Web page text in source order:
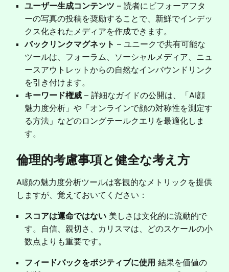
ユーザー生成コンテンツ – 読者にビフォーアフタ
ーの写真の投稿を奨励することで、新鮮でインデッ
クス化されたメディアを作成できます。
バックリンクマグネット – ユニークで共有可能な
ツールは、フォーラム、ソーシャルメディア、ニュ
ースアウトレットからの自然なインバウンドリンク
を引き付けます。
キーワード権威 – 詳細なガイドの公開は、「AI顔
魅力度分析」や「オンラインで顔の対称性を測定す
る方法」などのロングテールクエリを最適化しま
す。
倫理的考慮事項と健全な考え方
AI顔の魅力度分析ツールは客観的なメトリックを提供
しますが、覚えておいてください：
スコアは運命ではない 美しさは文化的に流動的で
す。自信、親切さ、カリスマは、どのスケールの小
数点よりも重要です。
フィードバックをポジティブに使用 結果を価値の